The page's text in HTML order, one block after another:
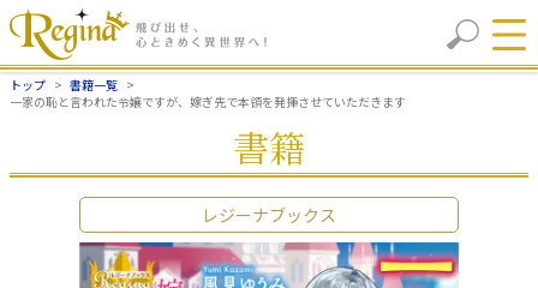
トップ
書籍一覧
一家の恥と言われた令嬢ですが、嫁ぎ先で本領を発揮させていただきます
書籍
レジーナブックス